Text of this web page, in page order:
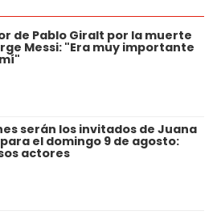
de Pablo Giralt por la muerte
Messi: "Era muy importante
serán los invitados de Juana
el domingo 9 de agosto:
actores